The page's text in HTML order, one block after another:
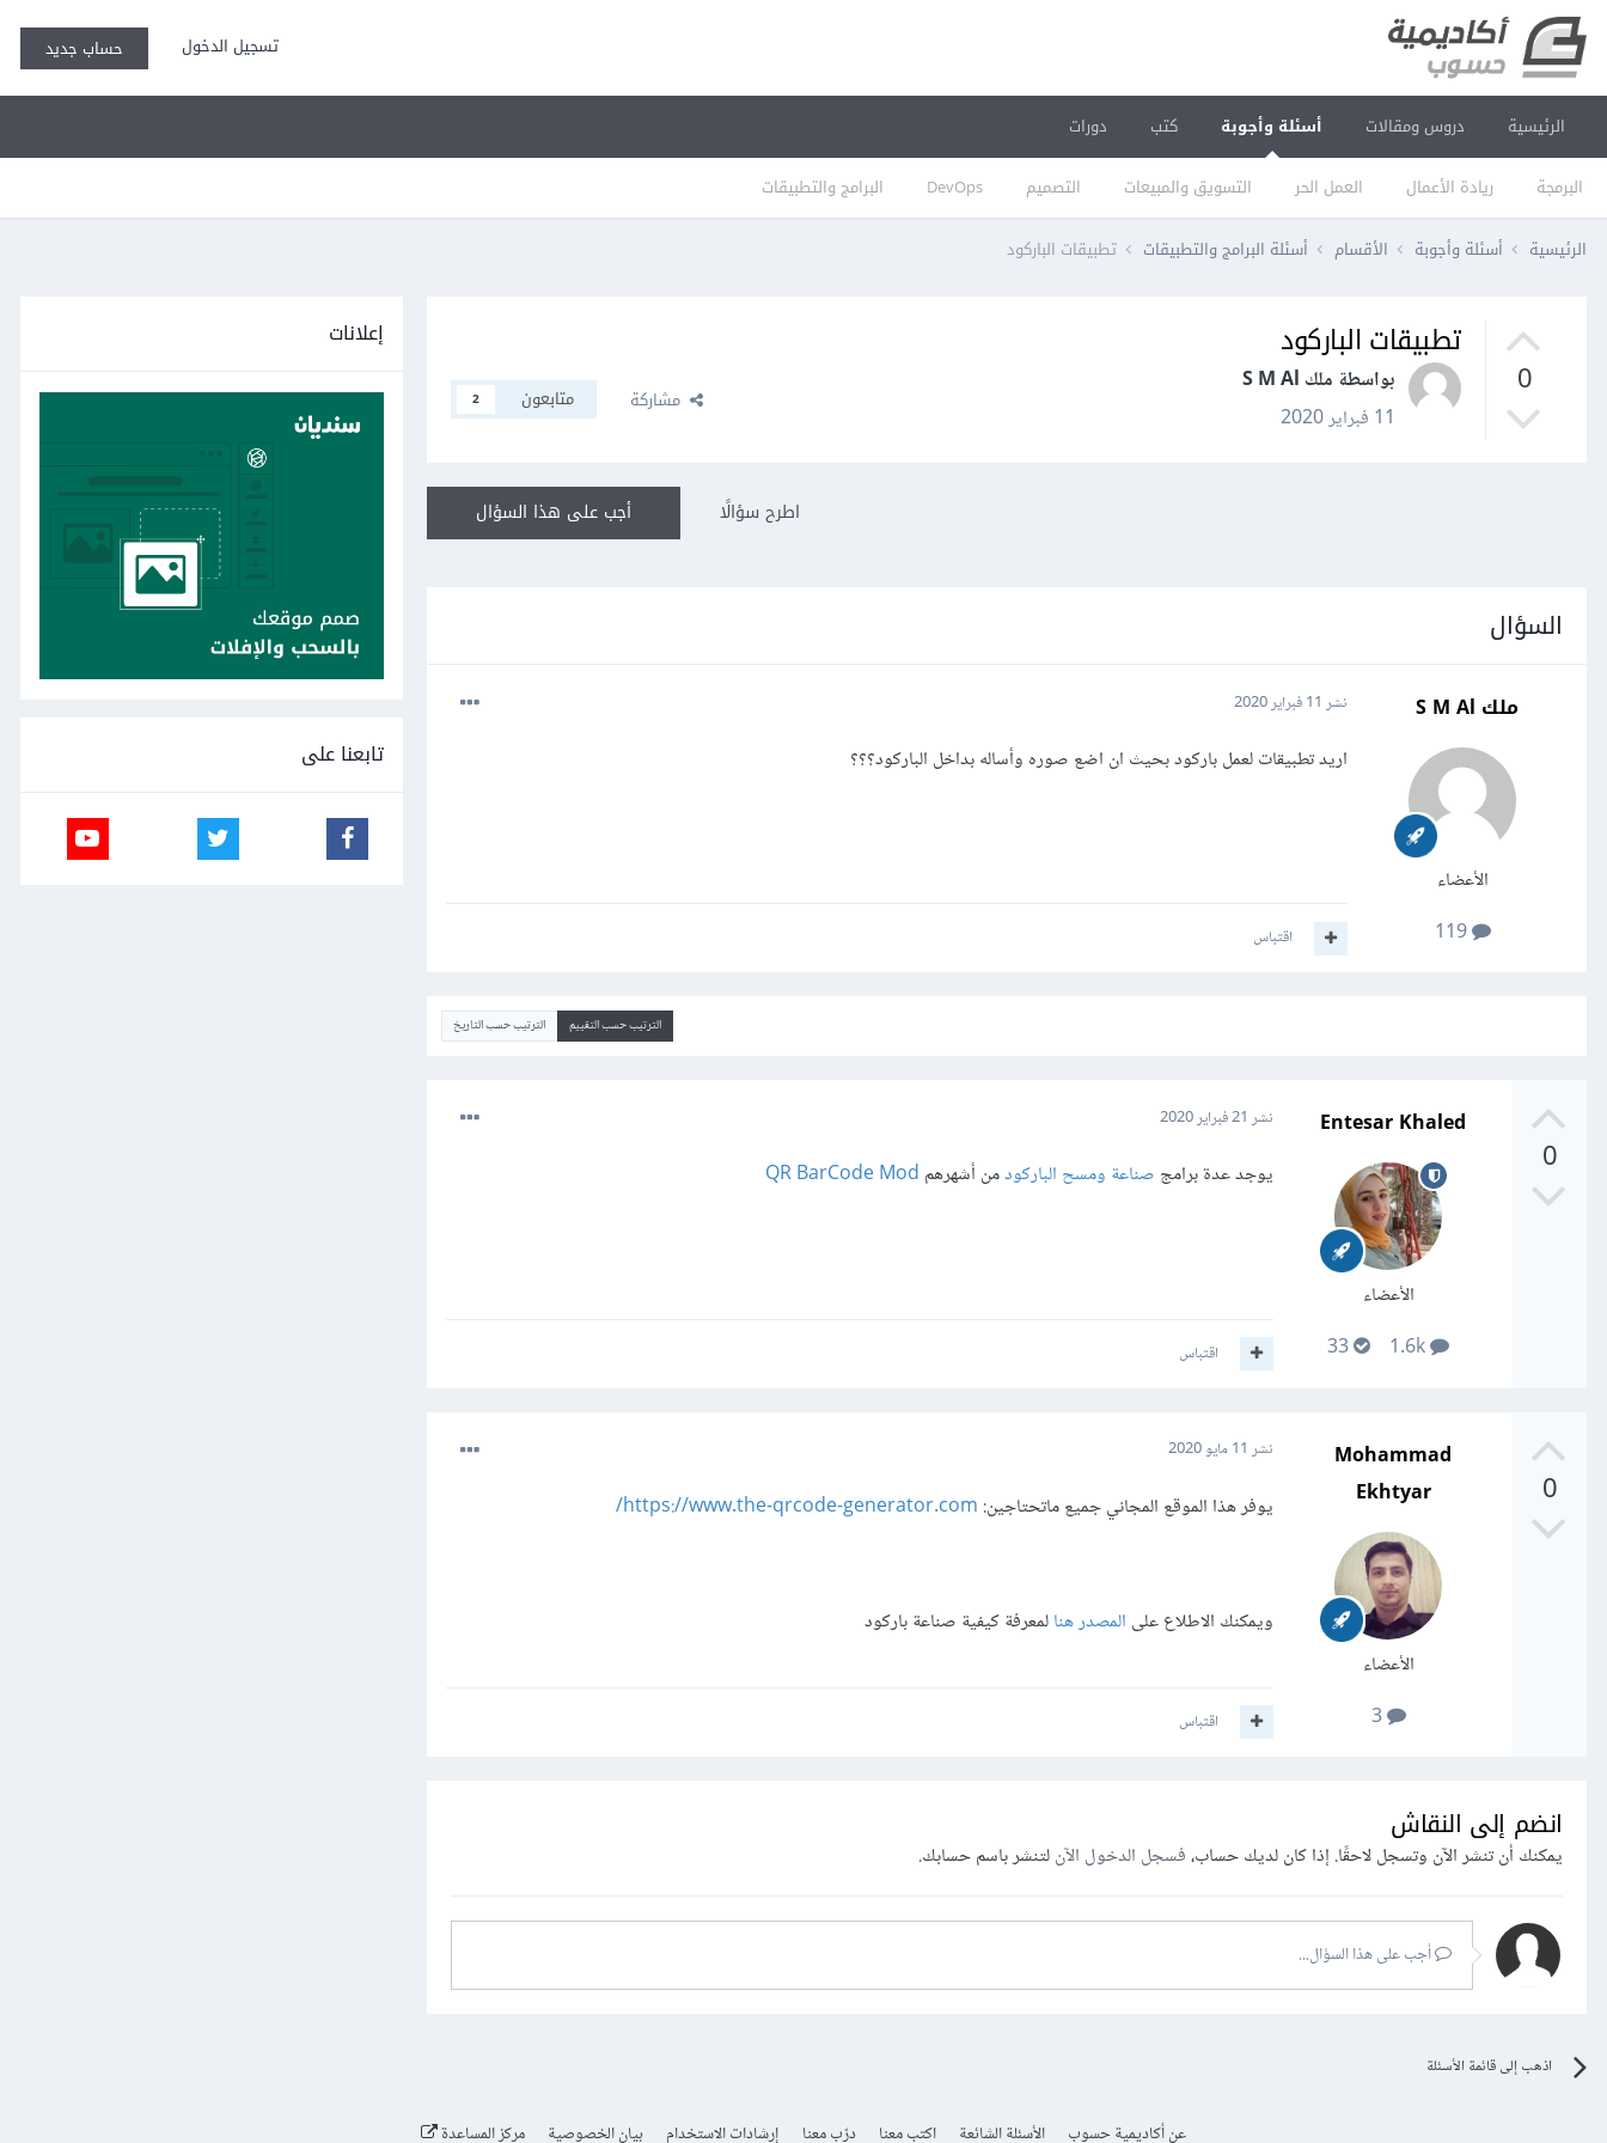
تسجيل الدخول حساب جديد
الرئيسية دروس ومقالات أسئلة وأجوبة
البرمجة ريادة الأعمال العمل الحر التسويق والمبيعات التصميم DevOps البرامج والتطبيقات
كتب دورات
الرئيسية أسئلة وأجوبة الأقسام أسئلة البرامج والتطبيقات تطبيقات الباركود
0
تطبيقات الباركود
بواسطة ملك S M Al
11 فبراير 2020
مشاركة متابعون 2
أجب على هذا السؤال اطرح سؤالًا
السؤال
ملك S M Al
الأعضاء
119
نشر 11 فبراير 2020
اريد تطبيقات لعمل باركود بحيث ان اضع صوره وأساله بداخل الباركود؟؟؟
اقتباس
الترتيب حسب التقييم الترتيب حسب التاريخ
0
Entesar Khaled
الأعضاء
نشر 21 فبراير 2020
يوجد عدة برامج صناعة ومسح الباركودمن أشهرهم QR BarCode Mod
اقتباس
0
Mohammad
Ekhtyar
الأعضاء
3
نشر 11 مايو 2020
يوفر هذا الموقع المجاني جميع ماتحتاجين: https://www.the-qrcode-generator.com/
ويمكنك الاطلاع على المصدر هنالمعرفة كيفية صناعة باركود
اقتباس
انضم إلى النقاش
يمكنك أن تنشر الآن وتسجل لاحقًا. إذا كان لديك حساب،فسجل الدخول الآنلتنشر باسم حسابك.
أجب على هذا السؤال...
اذهب إلى قائمة الأسئلة
إعلانات
تابعنا على
عن أكاديمية حسوب الأسئلة الشائعة اكتب معنا درّب معنا إرشادات الاستخدام بيان الخصوصية مركز المساعدة